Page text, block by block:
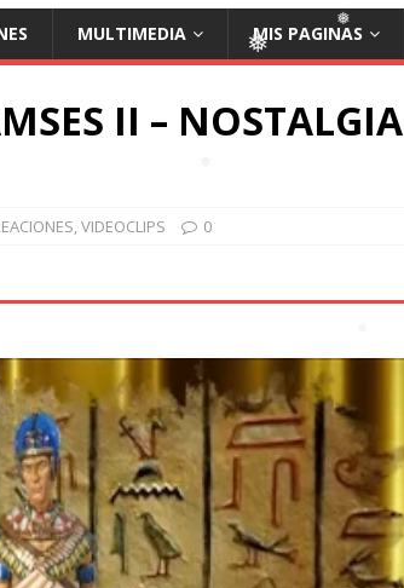
❅ ❅
❅
MULTIMEDIA MIS PAGINAS
II – NOSTALGIA
,VIDEOCLIPS 0